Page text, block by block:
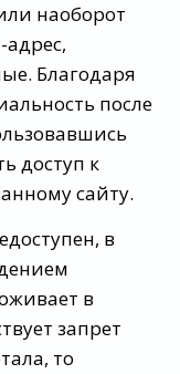
наоборот
Благодаря
после
доступ к
сайту.
в
в
запрет
то